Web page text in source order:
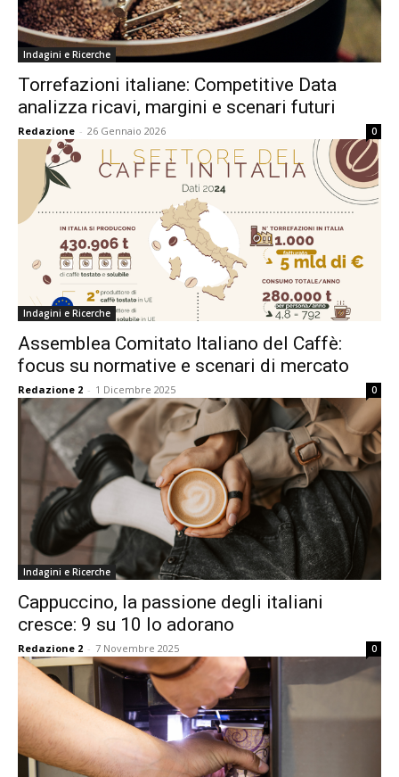
Indagini e Ricerche
Torrefazioni italiane: Competitive Data
analizza ricavi, margini e scenari futuri
Redazione - 26 Gennaio 2026 0
Indagini e Ricerche
Assemblea Comitato Italiano del Caffè:
focus su normative e scenari di mercato
Redazione 2 - 1 Dicembre 2025 0
Indagini e Ricerche
Cappuccino, la passione degli italiani
cresce: 9 su 10 lo adorano
Redazione 2 - 7 Novembre 2025 0